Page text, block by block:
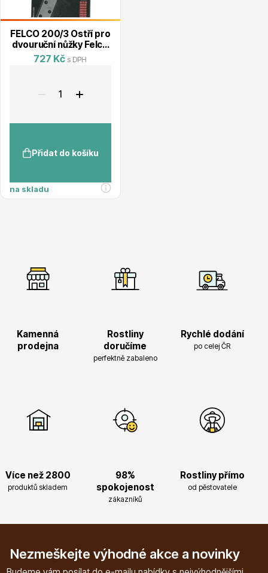
Popínavé rostliny
Listnaté stromy
Dekorace
Dárkový poukaz
Poradíme Vám?
Po-Pá 9:00 - 17:00
FELCO 200/3 Ostří pro
dvouruční nůžky Felco
200A-50, Felco 200A-
40
727 Kč s DPH
Přidat do košíku
na skladu
Kamenná
prodejna
Rostliny
doručíme
perfektně zabaleno
Rychlé dodání
po celej ČR
Více než 2800
produktů skladem
98%
spokojenost
zákazníků
Rostliny přímo
od pěstovatele
Nezmeškejte výhodné akce a novinky